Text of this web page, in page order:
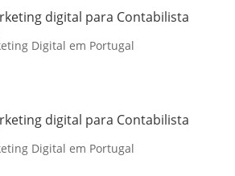
digital para Contabilista
Digital em Portugal
digital para Contabilista
Digital em Portugal